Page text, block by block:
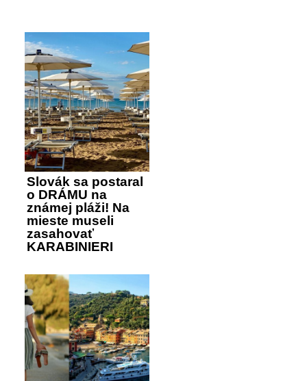
Slovák sa postaral
o DRÁMU na
známej pláži! Na
mieste museli
zasahovať
KARABINIERI